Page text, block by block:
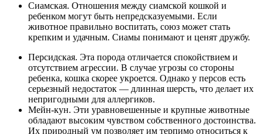
Сиамская. Отношения между сиамской кошкой и
ребенком могут быть непредсказуемыми. Если
животное правильно воспитать, союз может стать
крепким и удачным. Сиамы понимают и ценят дружбу.
Персидская. Эта порода отличается спокойствием и
отсутствием агрессии. В случае угрозы со стороны
ребенка, кошка скорее укроется. Однако у персов есть
серьезный недостаток — длинная шерсть, что делает их
непригодными для аллергиков.
Мейн-кун. Эти уравновешенные и крупные животные
обладают высоким чувством собственного достоинства.
Их природный ум позволяет им терпимо относиться к